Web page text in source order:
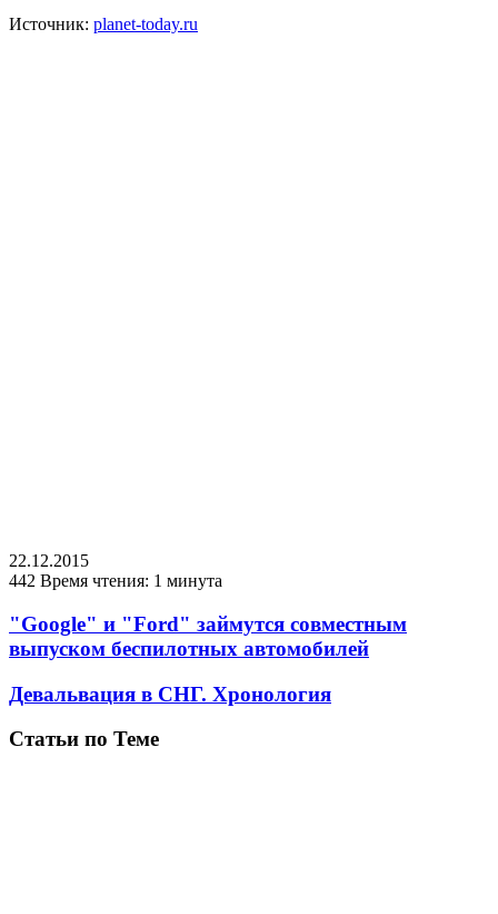
Источник: planet-today.ru
22.12.2015
442 Время чтения: 1 минута
"Google" и "Ford" займутся совместным
выпуском беспилотных автомобилей
Девальвация в СНГ. Хронология
Статьи по Теме